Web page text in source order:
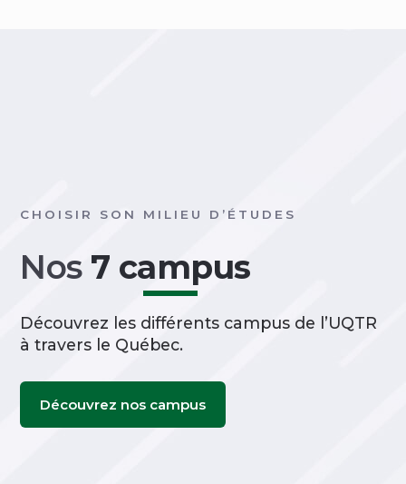
CHOISIR SON MILIEU D’ÉTUDES
Nos 7 campus
Découvrez les différents campus de l’UQTR
à travers le Québec.
Découvrez nos campus